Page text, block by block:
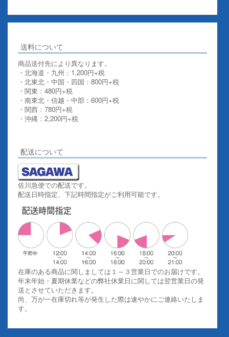
送料について
商品送付先により異なります。
・北海道・九州：1,200円+税
・北東北・中国・四国：800円+税
・関東：480円+税
・南東北・信越・中部：600円+税
・関西：780円+税
・沖縄：2,200円+税
配送について
佐川急便での配送です。
配送日時指定、下記時間指定がご利用可能です。
在庫のある商品に関しましては１～３営業日でのお届けです。
年末年始・夏期休業などの弊社休業日に関しては翌営業日の発
送とさせていただきます。
尚、万が一在庫切れ等が発生した際は速やかにご連絡いたしま
す。